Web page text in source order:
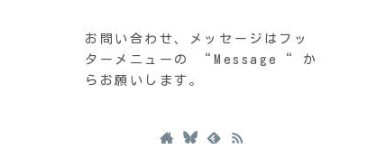
お問い合わせ、メッセージはフッ
ターメニューの “Message“ か
らお願いします。